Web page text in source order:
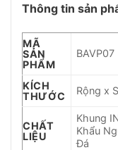
Thông tin sản
MÃ
SẢN
PHẨM
BAVP07
KÍCH
THƯỚC
Rộng x
CHẤT
LIỆU
Khung
Khẩu
Đá